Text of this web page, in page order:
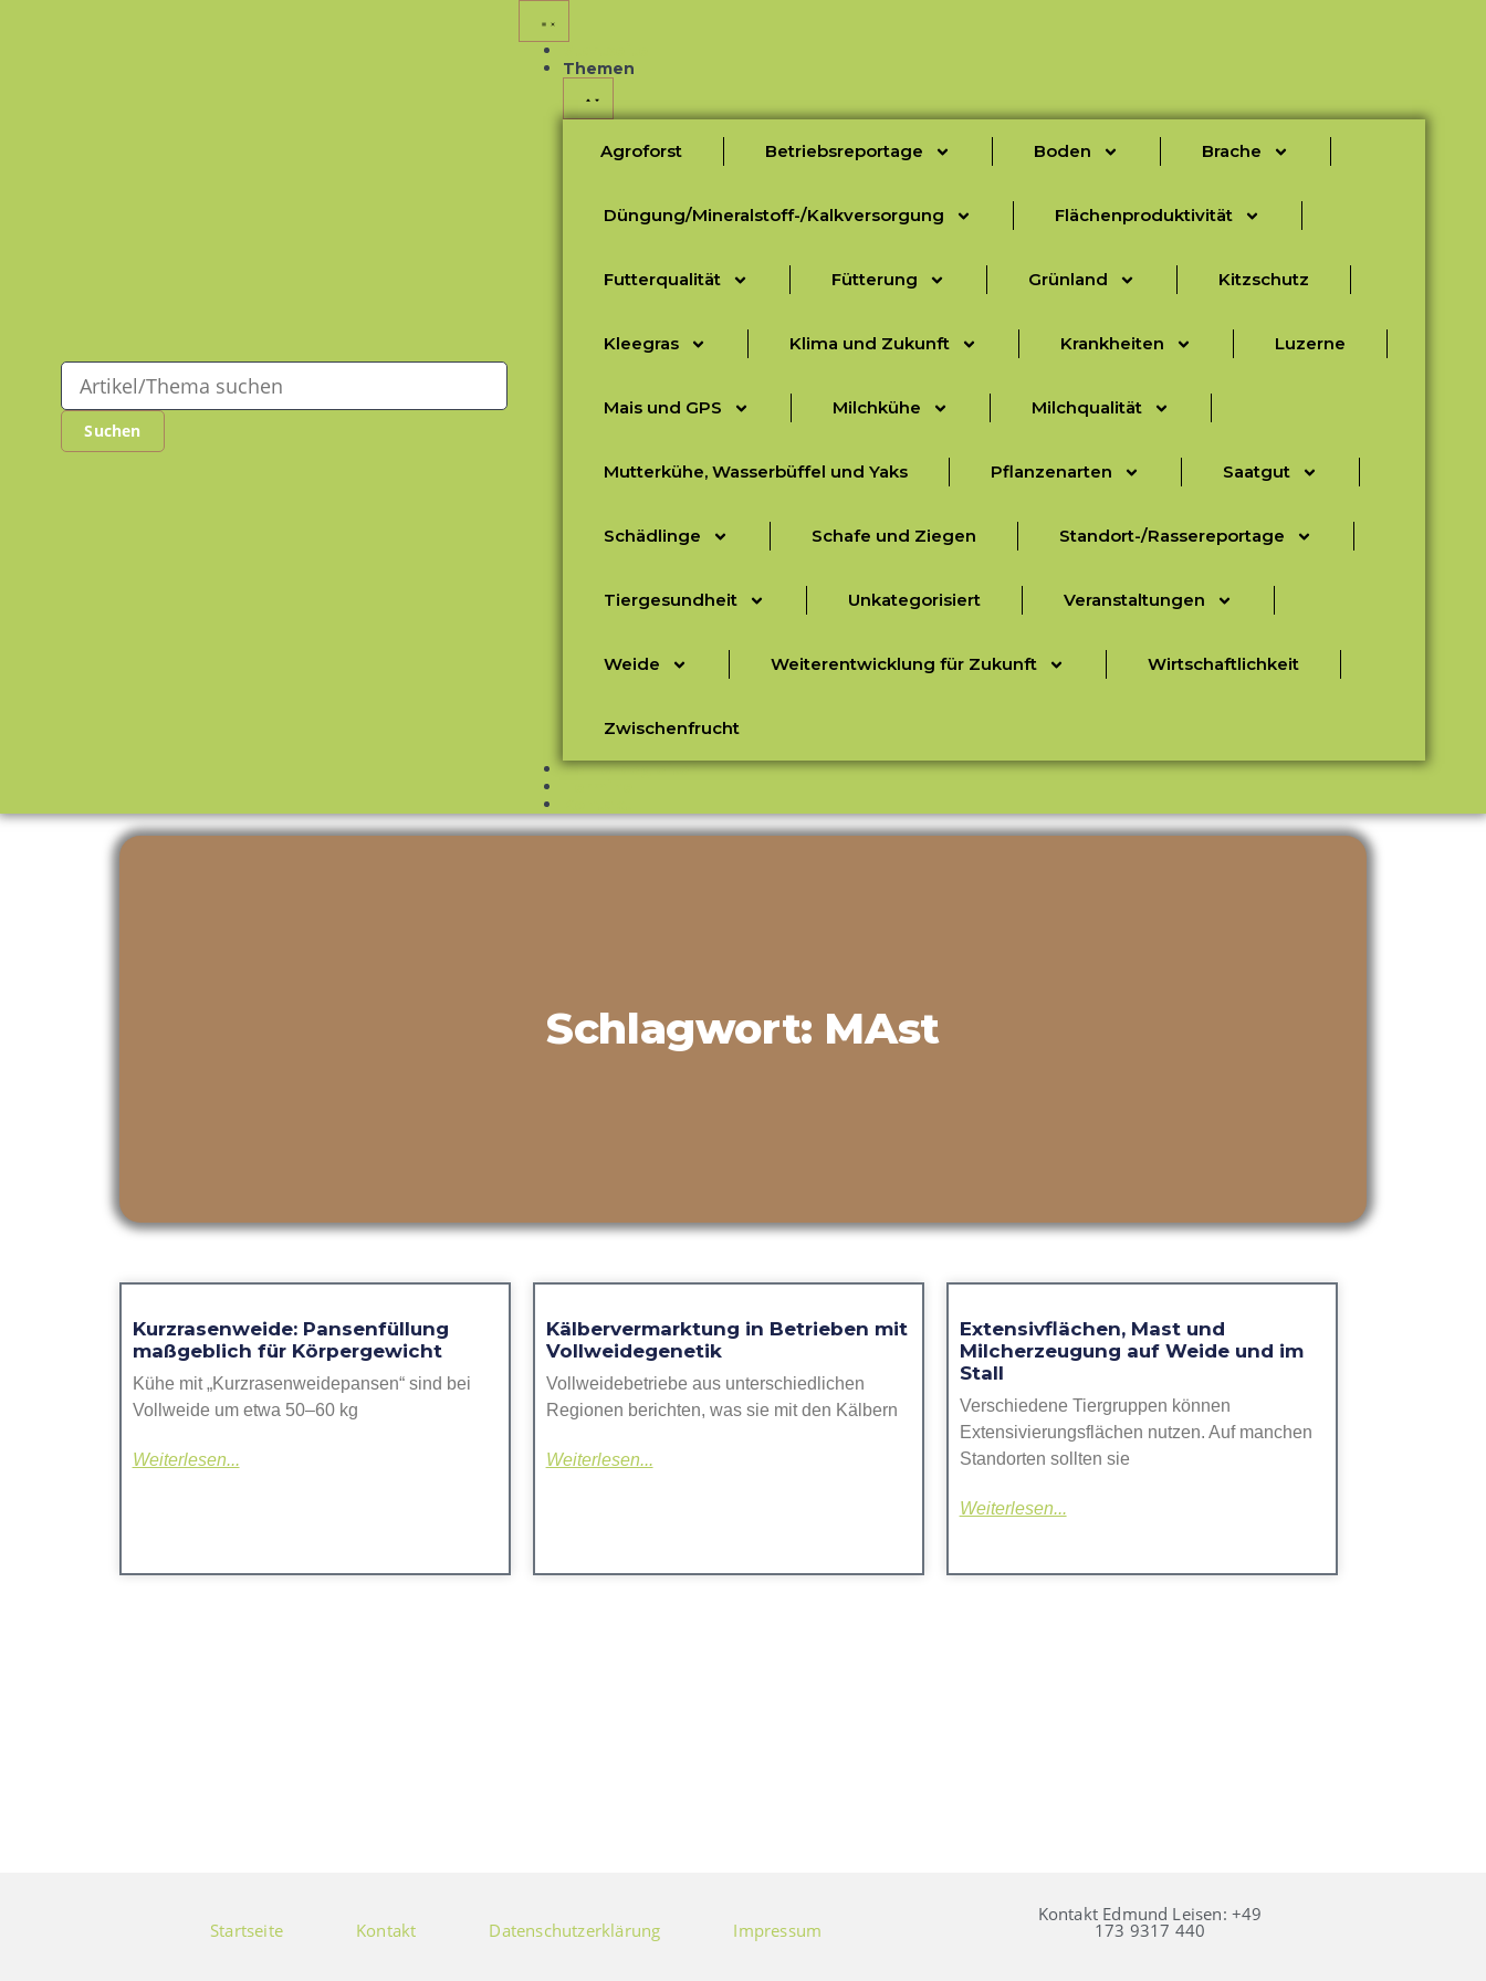
Themen
Agroforst Betriebsreportage Boden Brache
Düngung/Mineralstoff-/Kalkversorgung Flächenproduktivität
Futterqualität Fütterung Grünland Kitzschutz
Kleegras Klima und Zukunft Krankheiten Luzerne
Mais und GPS Milchkühe Milchqualität
Mutterkühe, Wasserbüffel und Yaks Pflanzenarten Saatgut
Schädlinge Schafe und Ziegen Standort-/Rassereportage
Tiergesundheit Unkategorisiert Veranstaltungen
Weide Weiterentwicklung für Zukunft Wirtschaftlichkeit
Zwischenfrucht
Seniorbegleiter
Schlagwort: MAst
Kurzrasenweide: Pansenfüllung
maßgeblich für Körpergewicht
Kühe mit „Kurzrasenweidepansen“ sind bei
Vollweide um etwa 50–60 kg
Weiterlesen...
Kälbervermarktung in Betrieben mit
Vollweidegenetik
Vollweidebetriebe aus unterschiedlichen
Regionen berichten, was sie mit den Kälbern
Weiterlesen...
Extensivflächen, Mast und
Milcherzeugung auf Weide und im
Stall
Verschiedene Tiergruppen können
Extensivierungsflächen nutzen. Auf manchen
Standorten sollten sie
Weiterlesen...
Startseite Kontakt Datenschutzerklärung Impressum
Kontakt Edmund Leisen: +49
173 9317 440